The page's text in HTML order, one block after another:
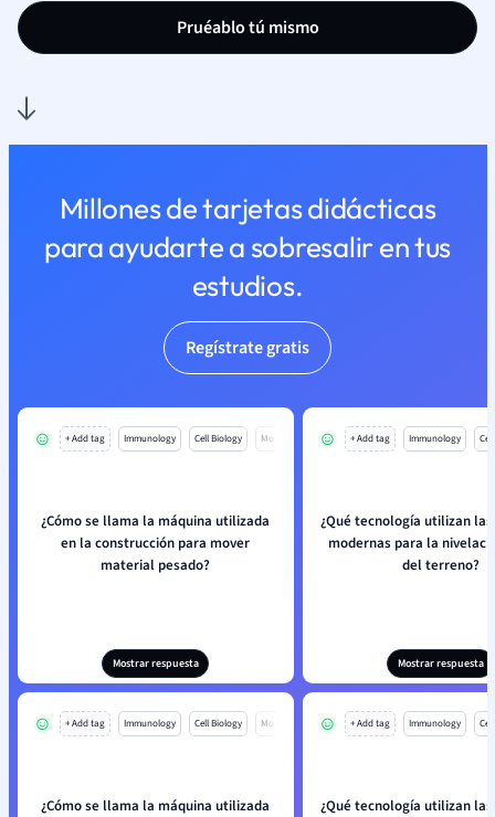
Pruéablo tú mismo
Millones de tarjetas didácticas
para ayudarte a sobresalir en tus
estudios.
Regístrate gratis
+ Add tag Immunology Cell Biology Mo
¿Cómo se llama la máquina utilizada
en la construcción para mover
material pesado?
Mostrar respuesta
+ Add tag Immunology
¿Qué tecnología utilizan
modernas para la
del terreno?
Mostrar respuesta
+ Add tag Immunology Cell Biology Mo
¿Cómo se llama la máquina utilizada
+ Add tag Immunology
¿Qué tecnología utilizan